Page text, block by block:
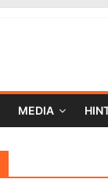
MEDIA